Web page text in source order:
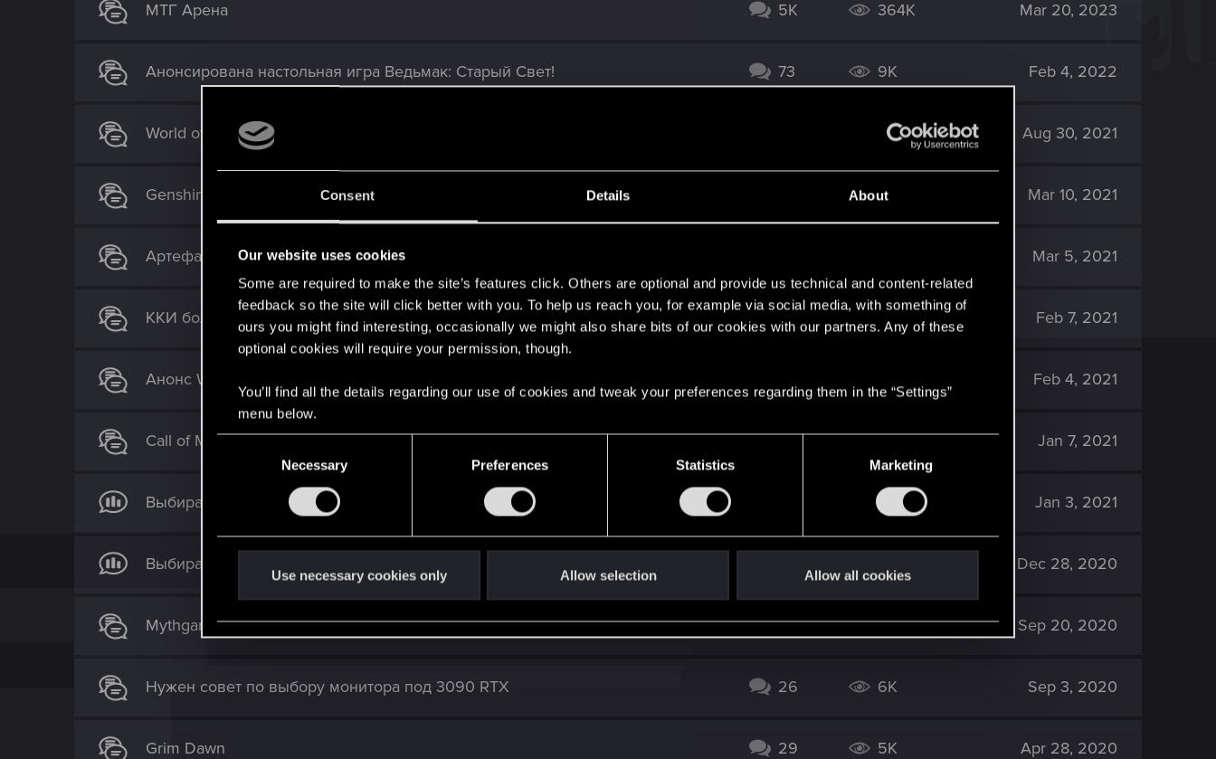
Consent Details About
Our website uses cookies
Some are required to make the site’s features click. Others are optional and provide us technical and content-related
feedback so the site will click better with you. To help us reach you, for example via social media, with something of
ours you might find interesting, occasionally we might also share bits of our cookies with our partners. Any of these
optional cookies will require your permission, though.
You’ll find all the details regarding our use of cookies and tweak your preferences regarding them in the “Settings”
menu below.
e
l
c
o
Necessary Preferences Statistics Marketing
Use necessary cookies only Allow selection Allow all cookies
МТГ Арена 5K 364K Mar 20, 2023
Анонсирована настольная игра Ведьмак: Старый Свет! 73 9K Feb 4, 2022
World of Warcraft 7K Aug 30, 2021
Genshin Impact 34K Mar 10, 2021
Артефакт Mar 5, 2021
ККИ большие и маленькие (гвинт можно не обсуждать) 49 6K Feb 7, 2021
Анонс Warhammer Total War III Feb 4, 2021
Call of Myth 27 4K Jan 7, 2021
Выбираем игру 2020 года всем форумом. Премия - Red Forum Cockerel Jan 3, 2021
Выбираемъ игру 2020 года. Альтернативный списокъ. Dec 28, 2020
Mythgard 17 4K Sep 20, 2020
Нужен совет по выбору монитора под 3090 RTX 26 6K Sep 3, 2020
Grim Dawn 29 5K Apr 28, 2020